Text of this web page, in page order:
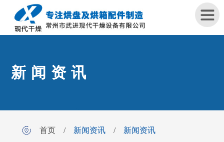
页
于
们
新闻资讯
首页/ 新闻资讯/ 新闻资讯